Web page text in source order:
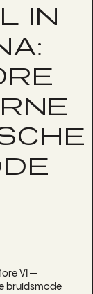
IN
VI —
bruidsmode